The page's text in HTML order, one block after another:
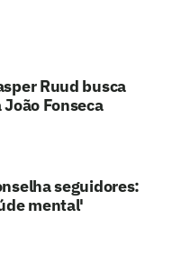
Ruud busca
Fonseca
seguidores:
mental'